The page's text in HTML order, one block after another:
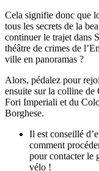
Cela signifie donc que
tous les secrets de la
continuer le trajet dans
théâtre de crimes de
ville en panoramas ?
Alors, pédalez pour
ensuite sur la colline
Fori Imperiali et du
Borghese.
Il est conseillé
comment
pour contacter le
vélo !